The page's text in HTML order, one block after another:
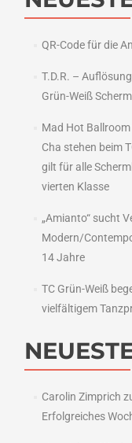
QR-Code für die
T.D.R. –
Grün-Weiß
Mad Hot
Cha stehen beim
gilt für alle
vierten Klasse
„Amianto“ sucht
Modern/
14 Jahre
TC Grün-Weiß
vielfältigem
Carolin Zimprich
Erfolgreiches